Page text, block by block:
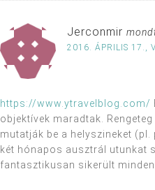
Jerconmir
2016. ÁPRILIS 17.,
https://www.ytravelblog.com/
objektívek maradtak.
mutatják be a helyszineket
két hónapos ausztrál utunkat
fantasztikusan sikerült